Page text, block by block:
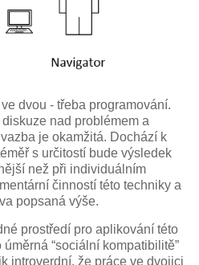
dvou - třeba programování.
nad problémem a
je okamžitá. Dochází k
s určitostí bude výsledek
než při individuálním
činností této techniky a
popsaná výše.
prostředí pro aplikování této
“sociální kompatibilitě”
introverdní, že práce ve dvojici